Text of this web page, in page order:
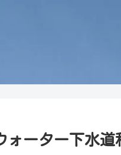
ォーター下水